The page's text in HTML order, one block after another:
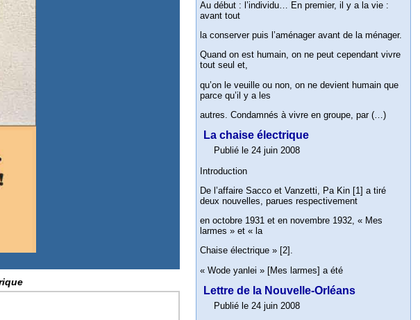
Au début : l’individu… En premier, il y a la vie :
avant tout
la conserver puis l’aménager avant de la ménager.
Quand on est humain, on ne peut cependant vivre
tout seul et,
qu’on le veuille ou non, on ne devient humain que
parce qu’il y a les
autres. Condamnés à vivre en groupe, par (…)
La chaise électrique
Publié le 24 juin 2008
Introduction
De l’affaire Sacco et Vanzetti, Pa Kin [1] a tiré
deux nouvelles, parues respectivement
en octobre 1931 et en novembre 1932, « Mes
larmes » et « la
Chaise électrique » [2].
« Wode yanlei » [Mes larmes] a été
Lettre de la Nouvelle-Orléans
Publié le 24 juin 2008